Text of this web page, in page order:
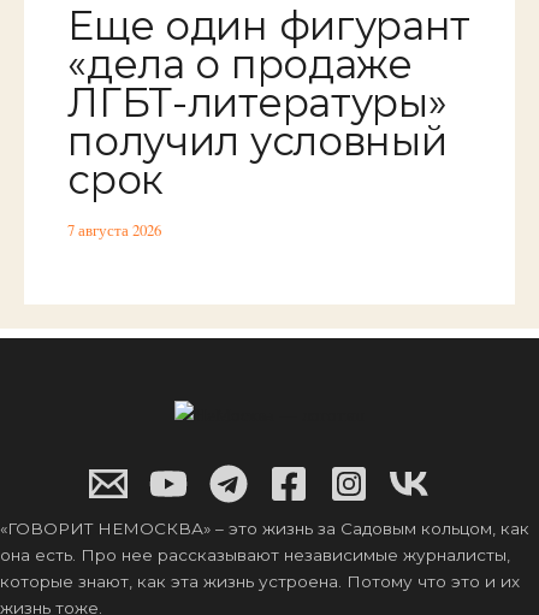
Еще один фигурант
«дела о продаже
ЛГБТ-литературы»
получил условный
срок
7 августа 2026
«ГОВОРИТ НЕМОСКВА» – это жизнь за Садовым кольцом, как
она есть. Про нее рассказывают независимые журналисты,
которые знают, как эта жизнь устроена. Потому что это и их
жизнь тоже.